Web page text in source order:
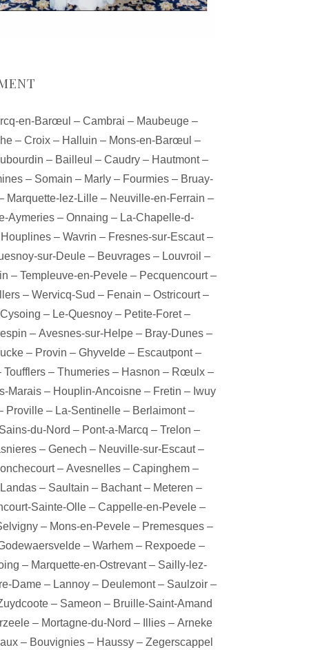
en-Barœul – Cambrai – Maubeuge–
– Croix – Halluin – Mons-en-Barœul –
– Bailleul – Caudry – Hautmont–
– Somain – Marly– Fourmies– Bruay-
Marquette-lez-Lille– Neuville-en-Ferrain –
Aymeries– Onnaing – La-Chapelle-d-
Houplines – Wavrin – Fresnes-sur-Escaut–
sur-Deule– Beuvrages– Louvroil –
– Templeuve-en-Pevele– Pecquencourt–
– Wervicq-Sud – Fenain – Ostricourt–
Cysoing – Le-Quesnoy– Petite-Foret–
– Avesnes-sur-Helpe – Bray-Dunes –
– Provin – Ghyvelde– Escautpont–
Toufflers– Thumeries– Hasnon – Rœulx–
Marais – Houplin-Ancoisne – Fretin – Iwuy
Proville– La-Sentinelle– Berlaimont–
Sains-du-Nord – Pont-a-Marcq – Trelon –
– Genech – Neuville-sur-Escaut–
– Avesnelles – Capinghem –
Landas – Saultain – Bachant– Meteren –
Sainte-Olle – Cappelle-en-Pevele –
– Mons-en-Pevele– Premesques–
– Warhem– Rexpoede–
– Marquette-en-Ostrevant– Sailly-lez-
Dame– Lannoy– Deulemont– Saulzoir–
– Sameon – Bruille-Saint-Amand
– Mortagne-du-Nord – Illies– Arneke
– Bouvignies – Haussy – Zegerscappel